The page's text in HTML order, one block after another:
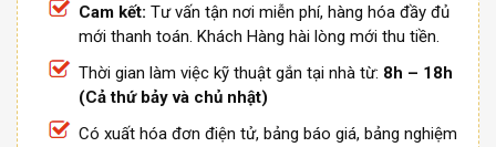
Cam kết: Tư vấn tận nơi miễn phí, hàng hóa đầy đủ
mới thanh toán. Khách Hàng hài lòng mới thu tiền.
Thời gian làm việc kỹ thuật gắn tại nhà từ: 8h – 18h
(Cả thứ bảy và chủ nhật)
Có xuất hóa đơn điện tử, bảng báo giá, bảng nghiệm